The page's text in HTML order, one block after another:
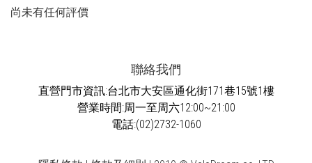
尚未有任何評價
聯絡我們
直營門市資訊:台北市大安區通化街171巷15號1樓
營業時間:周一至周六12:00~21:00
電話:(02)2732-1060